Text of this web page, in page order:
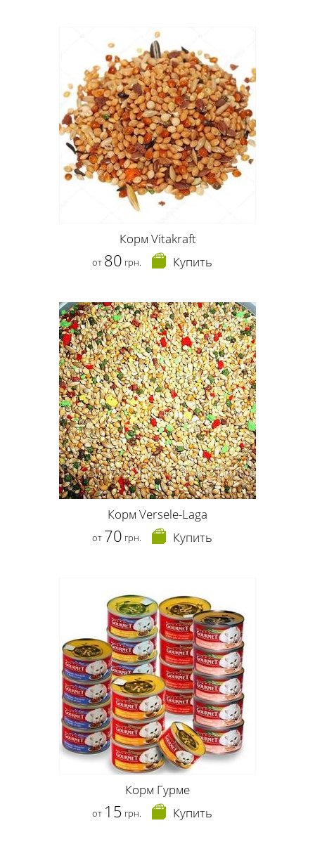
Корм Vitakraft
от 80 грн. Купить
Корм Versele-Laga
от 70 грн. Купить
Корм Гурме
от 15 грн. Купить